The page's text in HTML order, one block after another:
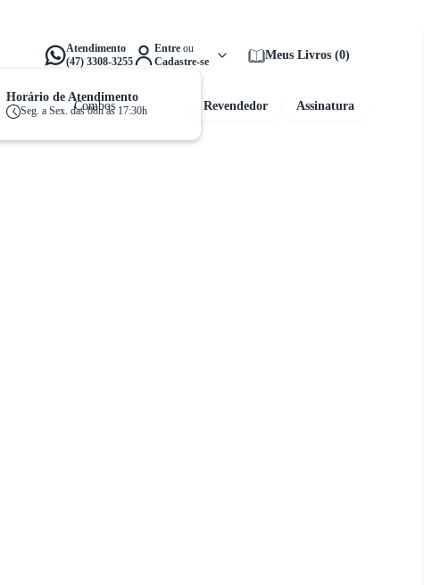
Falta apenas R$ 159,00 para ganhar
Atendimento
(47) 3308-3255
Horário de Atendimento
Seg. a Sex. das 08h às 17:30h
Entre ou
Cadastre-se
Meus Livros (0)
Combos Revendedor Assinatura